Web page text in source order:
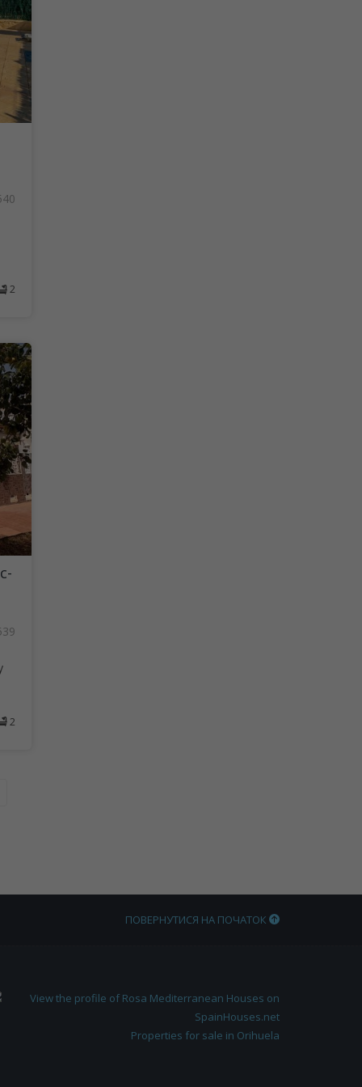
2
2
ПОВЕРНУТИСЯ НА ПОЧАТОК
Properties for sale in Orihuela